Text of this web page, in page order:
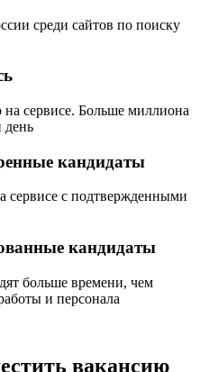
среди сайтов по поиску
сервисе. Больше миллиона
день
кандидаты
сервисе с подтвержденными
кандидаты
больше времени, чем
и персонала
вакансию